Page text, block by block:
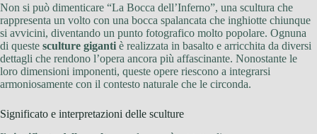
Non si può dimenticare “La Bocca dell’Inferno”, una scultura che
rappresenta un volto con una bocca spalancata che inghiotte chiunque
si avvicini, diventando un punto fotografico molto popolare. Ognuna
di queste sculture giganti è realizzata in basalto e arricchita da diversi
dettagli che rendono l’opera ancora più affascinante. Nonostante le
loro dimensioni imponenti, queste opere riescono a integrarsi
armoniosamente con il contesto naturale che le circonda.
Significato e interpretazioni delle sculture